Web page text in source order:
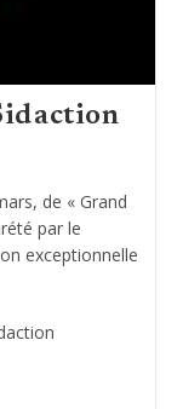
de « Grand
par le
exceptionnelle